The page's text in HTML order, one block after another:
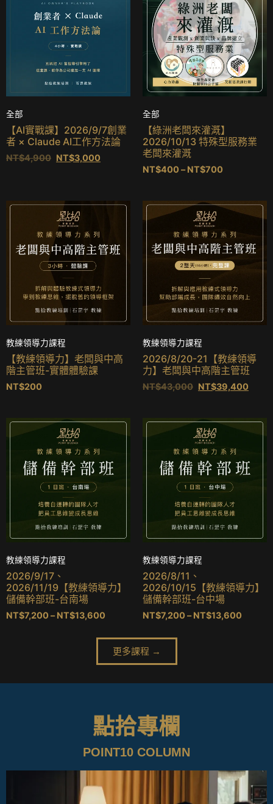
全部
【AI實戰課】2026/9/7創業
者 × Claude AI工作方法論
NT$4,900 NT$3,000
全部
【綠洲老闆來灌溉】
2026/10/13 特殊型服務業
老闆來灌溉
NT$400 – NT$700
教練領導力課程
【教練領導力】老闆與中高
階主管班-實體體驗課
NT$200
教練領導力課程
2026/8/20-21【教練領導
力】老闆與中高階主管班
NT$43,000 NT$39,400
教練領導力課程
2026/9/17、
2026/11/19【教練領導力】
儲備幹部班-台南場
NT$7,200 – NT$13,600
教練領導力課程
2026/8/11、
2026/10/15【教練領導力】
儲備幹部班-台中場
NT$7,200 – NT$13,600
更多課程 →
點拾專欄
POINT10 COLUMN